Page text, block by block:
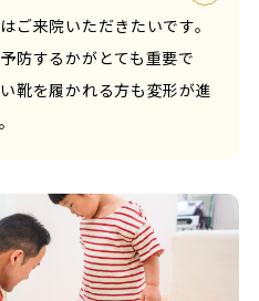
ご来院いただきたいです。
防するかがとても重要で
靴を履かれる方も変形が進